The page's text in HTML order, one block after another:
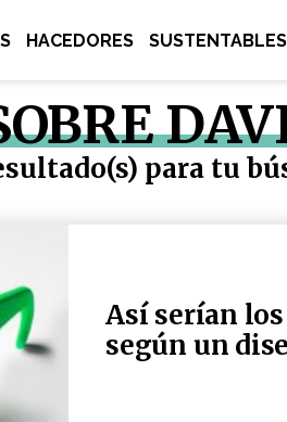
HACEDORES SUSTENTABLES
para tu
Así serían
según un